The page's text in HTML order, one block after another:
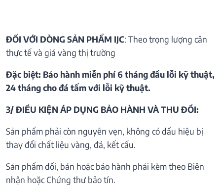
ĐỐI VỚI DÒNG SẢN PHẨM IJC: Theo trọng lượng cân
thực tế và giá vàng thị trường
Đặc biệt: Bảo hành miễn phí 6 tháng đầu lỗi kỹ thuật,
24 tháng cho đá tấm với lỗi kỹ thuật.
3/ ĐIỀU KIỆN ÁP DỤNG BẢO HÀNH VÀ THU ĐỒI:
Sản phẩm phải còn nguyên vẹn, không có dấu hiệu bị
thay đổi chất liệu vàng, đá, kết cấu.
Sản phẩm đổi, bán hoặc bảo hành phải kèm theo Biên
nhận hoặc Chứng thư bảo tín.